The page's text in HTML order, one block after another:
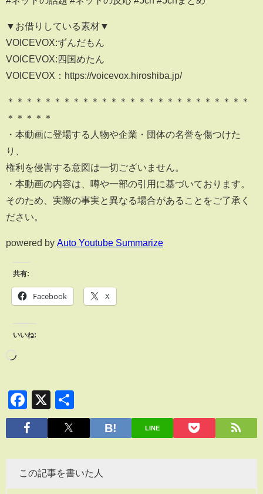
▼お借りしている素材▼
VOICEVOX:ずんだもん
VOICEVOX:四国めたん
VOICEVOX：https://voicevox.hiroshiba.jp/
＊＊＊＊＊＊＊＊＊＊＊＊＊＊＊＊＊＊＊＊＊＊＊＊＊＊
＊＊＊＊＊
・本動画に登場する人物や企業・団体の名誉を傷つけた
り、
権利を侵害する意図は一切ございません。
・本動画の内容は、噂や一部の引用に基づいております。
そのため、実際の事実と異なる場合があることをご了承く
ださい。
powered by Auto Youtube Summarize
共有:
Facebook X
いいね:
Facebook
X
有
LINE
この記事を書いた人